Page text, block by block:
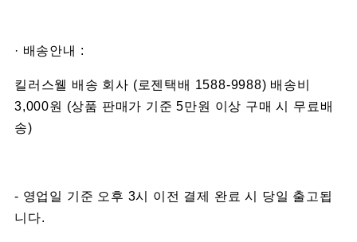
· 배송안내 :
킬러스웰 배송 회사 (로젠택배 1588-9988) 배송비
3,000원 (상품 판매가 기준 5만원 이상 구매 시 무료배
송)
- 영업일 기준 오후 3시 이전 결제 완료 시 당일 출고됩
니다.